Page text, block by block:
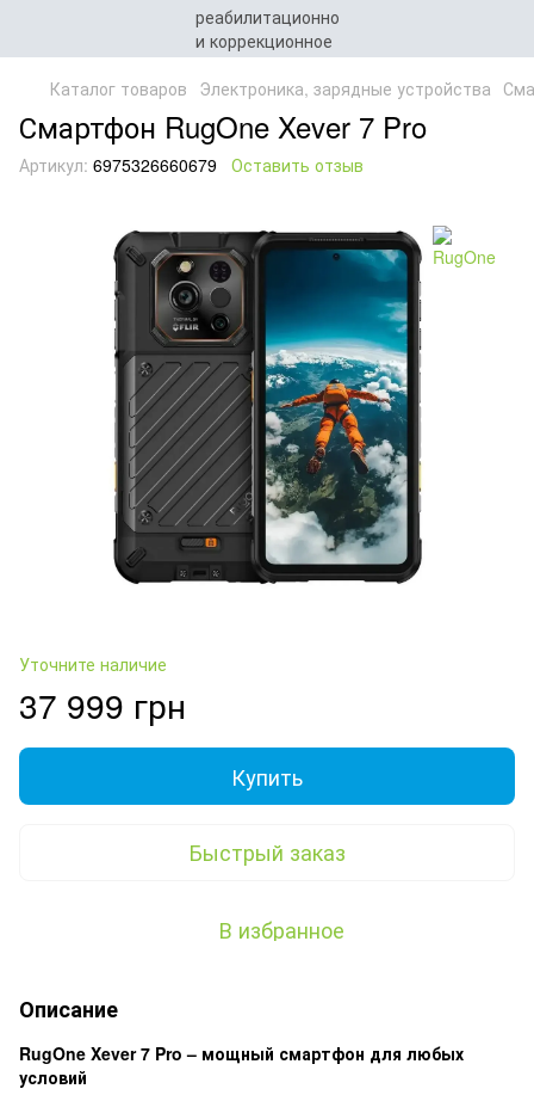
Каталог товаров Электроника, зарядные устройства
Смартфон RugOne Xever 7 Pro
Артикул: 6975326660679 Оставить отзыв
Уточните наличие
37 999 грн
Купить
Быстрый заказ
В избранное
Описание
RugOne Xever 7 Pro – мощный смартфон для любых
условий